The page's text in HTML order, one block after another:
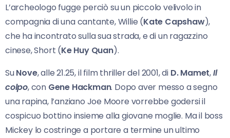
L’archeologo fugge perciò su un piccolo velivolo in
compagnia di una cantante, Willie (Kate Capshaw),
che ha incontrato sulla sua strada, e di un ragazzino
cinese, Short (Ke Huy Quan).
SuNove, alle 21.25, il film thriller del 2001, di D. Mamet,Il
colpo, con Gene Hackman. Dopo aver messo a segno
una rapina, l’anziano Joe Moore vorrebbe godersi il
cospicuo bottino insieme alla giovane moglie. Ma il boss
Mickey lo costringe a portare a termine un ultimo